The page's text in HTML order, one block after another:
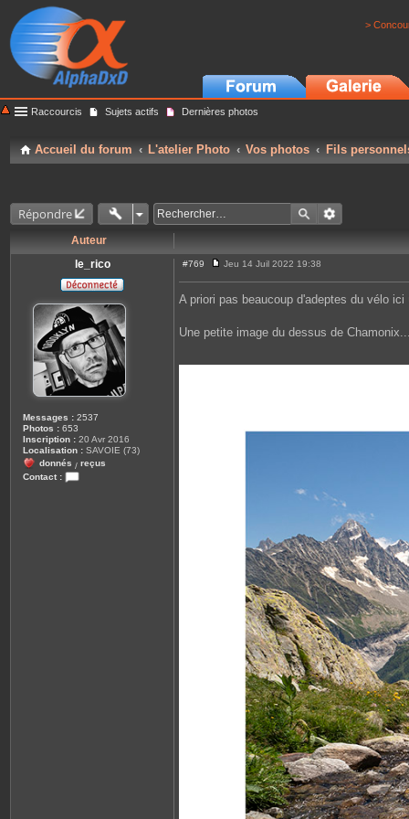
>
Raccourcis Sujets actifs Dernières photos
Accueil du forum L'atelier Photo Vos photos Fils
Répondre
Auteur
le_rico
Messages : 2537
Photos : 653
Inscription : 20 Avr 2016
Localisation : SAVOIE (73)
donnés / reçus
Contact :
#769
e
s
g
e
Jeu 14 Juil 2022 19:38
A priori pas beaucoup d'adeptes du vélo ici
Une petite image du dessus de